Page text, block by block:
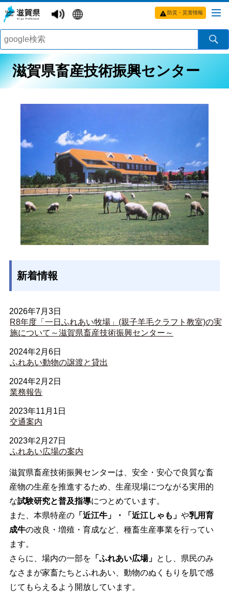
防災・災害情報
滋賀県畜産技術振興センター
新着情報
2026年7月3日
R8年度「一日ふれあい牧場」(親子羊毛クラフト教室)の実
施について～滋賀県畜産技術振興センター～
2024年2月6日
ふれあい動物の譲渡と貸出
2024年2月2日
業務報告
2023年11月1日
交通案内
2023年2月27日
ふれあい広場の案内
滋賀県畜産技術振興センターは、安全・安心で良質な畜
産物の生産を推進するため、生産現場につながる実用的
な試験研究と普及指導につとめています。
また、本県特産の 「近江牛」・ 「近江しゃも」 や乳用育
成牛の改良・増殖・育成など、種畜生産事業を行ってい
ます。
さらに、場内の一部を 「ふれあい広場」 とし、県民のみ
なさまが家畜たちとふれあい、動物のぬくもりを肌で感
じてもらえるよう開放しています。